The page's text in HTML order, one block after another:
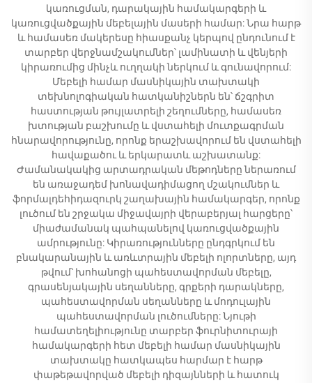
կառուցման, դարակային համակարգերի և
կառուցվածքային մեբելային մասերի համար: Նրա հարթ
և համասեռ մակերեսը հիասքանչ կերպով ընդունում է
տարբեր վերջնամշակումներ՝ լամինատի և վենյերի
կիրառումից մինչև ուղղակի ներկում և գունավորում:
Մեբելի համար մասնիկային տախտակի
տեխնոլոգիական հատկանիշներն են՝ ճշգրիտ
հաստության թույլատրելի շեղումները, համասեռ
խտության բաշխումը և վստահելի մուտքագրման
հնարավորությունը, որոնք երաշխավորում են վստահելի
հավաքածու և երկարատև աշխատանք:
Ժամանակակից արտադրական մեթոդները ներառում
են առաջադեմ խոնավադիմացող մշակումներ և
ֆորմալդեհիդազուրկ շաղախային համակարգեր, որոնք
լուծում են շրջակա միջավայրի վերաբերյալ հարցերը՝
միաժամանակ պահպանելով կառուցվածքային
ամրությունը: Կիրառությունները ընդգրկում են
բնակարանային և առևտրային մեբելի ոլորտները, այդ
թվում՝ խոհանոցի պահեստավորման մեբելը,
գրասենյակային սեղանները, գրքերի դարակները,
պահեստավորման սեղանները և մոդուլային
պահեստավորման լուծումները: Նյութի
համատեղելիությունը տարբեր ֆուրնիտուրայի
համակարգերի հետ մեբելի համար մասնիկային
տախտակը հատկապես հարմար է հարթ
փաթեթավորված մեբելի դիզայնների և հատուկ